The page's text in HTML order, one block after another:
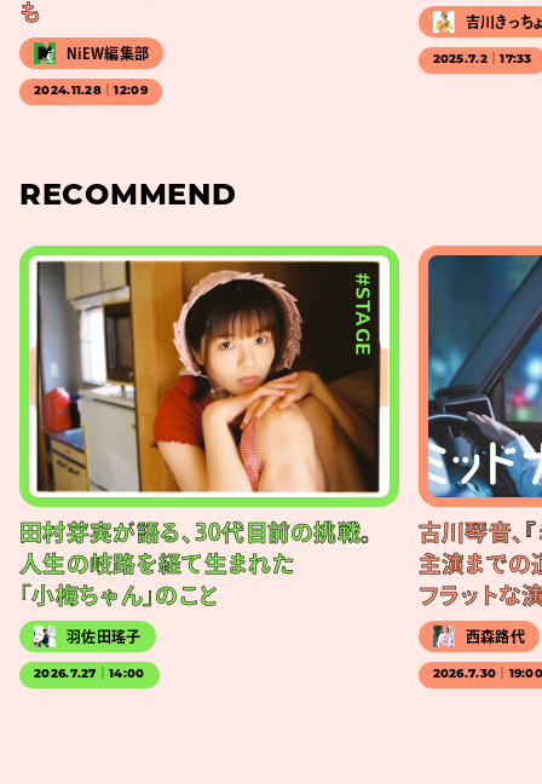
も
NiEW編集部
2024.11.28｜12:09
吉川きっち
2025.7.2｜17:33
RECOMMEND
#STAGE
田村芽実が語る、30代目前の挑戦。
人生の岐路を経て生まれた
「小梅ちゃん」のこと
羽佐田瑤子
2026.7.27｜14:00
古川琴音、
主演までの
フラットな
西森路代
2026.7.30｜